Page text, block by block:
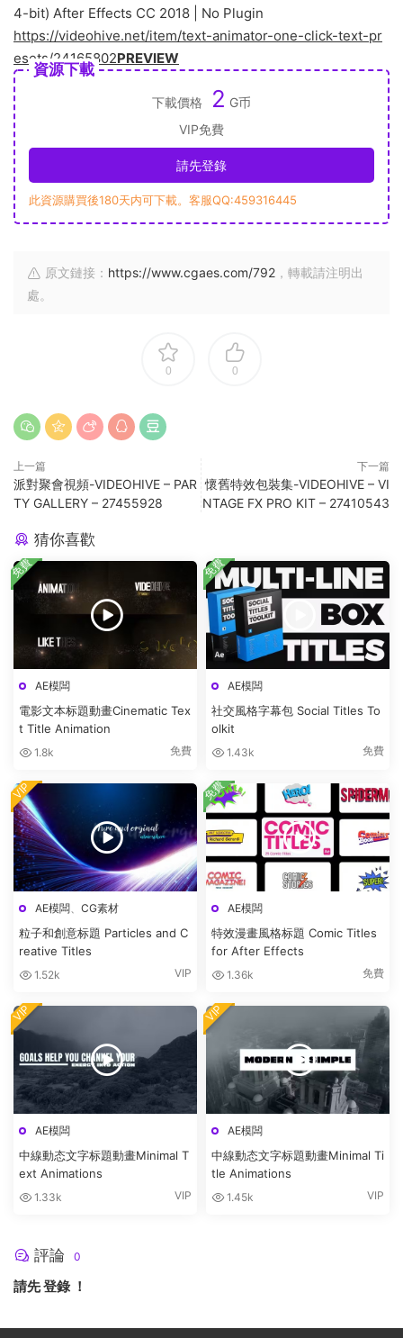
4-bit) After Effects CC 2018 | No Plugin
https://videohive.net/item/text-animator-one-click-text-pr
esets/24165802PREVIEW
資源下載
下載價格 2 G币
VIP免費
請先登錄
此資源購買後180天内可下載。客服QQ:459316445
原文鏈接： https://www.cgaes.com/792 ，轉載請注明出
處。
0 0
上一篇
派對聚會視頻-VIDEOHIVE – PAR
TY GALLERY – 27455928
下一篇
懷舊特效包裝集-VIDEOHIVE – VI
NTAGE FX PRO KIT – 27410543
猜你喜歡
AE模闆
電影文本标題動畫Cinematic Tex
t Title Animation
1.8k 免費
免費
AE模闆
社交風格字幕包 Social Titles To
olkit
1.43k 免費
免費
AE模闆 CG素材
粒子和創意标題 Particles and C
reative Titles
1.52k VIP
VIP
AE模闆
特效漫畫風格标題 Comic Titles
for After Effects
1.36k 免費
免費
AE模闆
中線動态文字标題動畫Minimal T
ext Animations
1.33k VIP
VIP
AE模闆
中線動态文字标題動畫Minimal Ti
tle Animations
1.45k VIP
VIP
評論 0
請先登錄！